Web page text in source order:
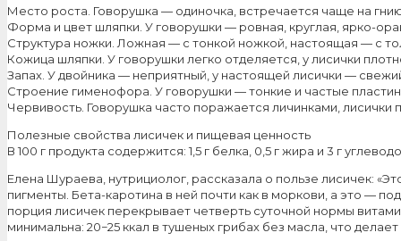
Место роста. Говорушка — одиночка, встречается чаще на
Форма и цвет шляпки. У говорушки — ровная, круглая, ярко-
Структура ножки. Ложная — с тонкой ножкой, настоящая — с
Кожица шляпки. У говорушки легко отделяется, у лисички
Запах. У двойника — неприятный, у настоящей лисички —
Строение гименофора. У говорушки — тонкие и частые
Червивость. Говорушка часто поражается личинками,
Полезные свойства лисичек и пищевая ценность
В 100 г продукта содержится: 1,5 г белка, 0,5 г жира и 3 г
Елена Шураева, нутрициолог, рассказала о пользе лисичек:
пигменты. Бета-каротина в ней почти как в моркови, а это —
порция лисичек перекрывает четверть суточной нормы
минимальна: 20−25 ккал в тушеных грибах без масла, что